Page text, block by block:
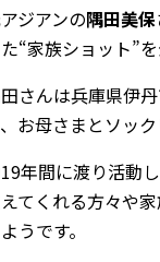
ジアンの隅田美保
“家族ショット”
さんは兵庫県伊
お母さまとソッ
年間に渡り活動
てくれる方々や
うです。